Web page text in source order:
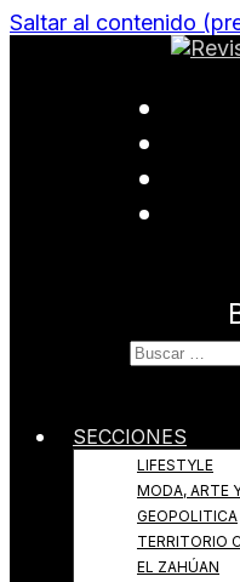
Saltar al contenido
Revista
SECCIONES
LIFESTYLE
MODA, ARTE
GEOPOLITICA
TERRITORIO
EL ZAHÚAN